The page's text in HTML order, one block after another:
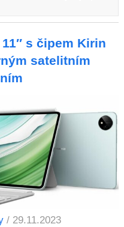
s čipem Kirin
satelitním
/ 29.11.2023